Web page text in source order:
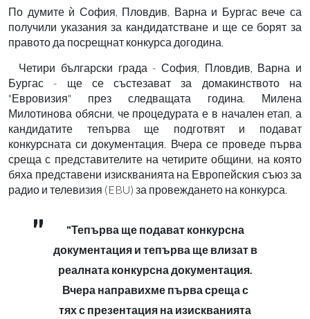
По думите ѝ София, Пловдив, Варна и Бургас вече са
получили указания за кандидатстване и ще се борят за
правото да посрещнат конкурса догодина.
Четири български града - София, Пловдив, Варна и
Бургас - ще се състезават за домакинството на
"Евровизия" през следващата година. Милена
Милотинова обясни, че процедурата е в начален етап, а
кандидатите тепърва ще подготвят и подават
конкурсната си документация. Вчера се проведе първа
среща с представителите на четирите общини, на която
бяха представени изискванията на Европейския съюз за
радио и телевизия (EBU) за провеждането на конкурса.
"Тепърва ще подават конкурсна
документация и тепърва ще влизат в
реалната конкурсна документация.
Вчера направихме първа среща с
тях с презентация на изискванията